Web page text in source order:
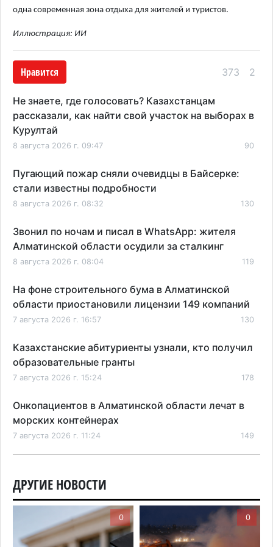
одна современная зона отдыха для жителей и туристов.
Иллюстрация: ИИ
Нравится 373 2
Не знаете, где голосовать? Казахстанцам
рассказали, как найти свой участок на выборах в
Курултай
8 августа 2026 г. 09:47 90
Пугающий пожар сняли очевидцы в Байсерке:
стали известны подробности
8 августа 2026 г. 08:32 130
Звонил по ночам и писал в WhatsApp: жителя
Алматинской области осудили за сталкинг
8 августа 2026 г. 08:04 119
На фоне строительного бума в Алматинской
области приостановили лицензии 149 компаний
7 августа 2026 г. 16:57 130
Казахстанские абитуриенты узнали, кто получил
образовательные гранты
7 августа 2026 г. 15:24 178
Онкопациентов в Алматинской области лечат в
морских контейнерах
7 августа 2026 г. 11:24 149
отходы: пожар охватил 300 квадратных метров
карьера
7 августа 2026 г. 09:52 184
Жители Алматы и Алматинской области смогут
ДРУГИЕ НОВОСТИ
0 0